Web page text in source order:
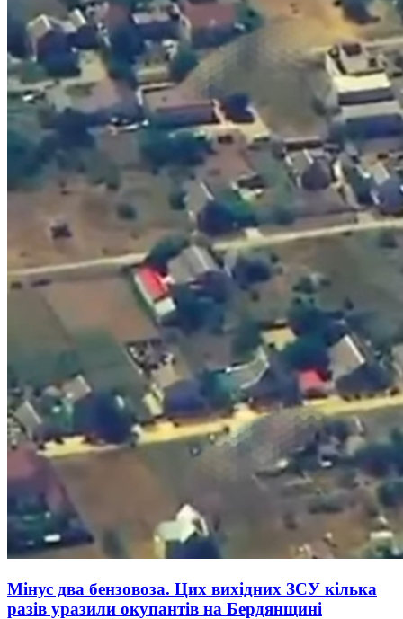
Мінус два бензовоза. Цих вихідних ЗСУ кілька
разів уразили окупантів на Бердянщині